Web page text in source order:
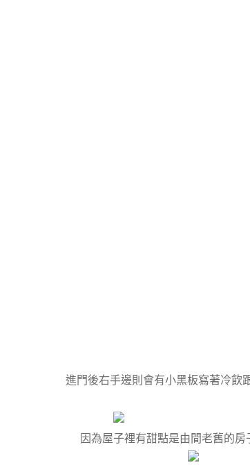
進門後右手邊則會有小黑板寫著冷飲
因為屋子裡有甜點是由間老舊的